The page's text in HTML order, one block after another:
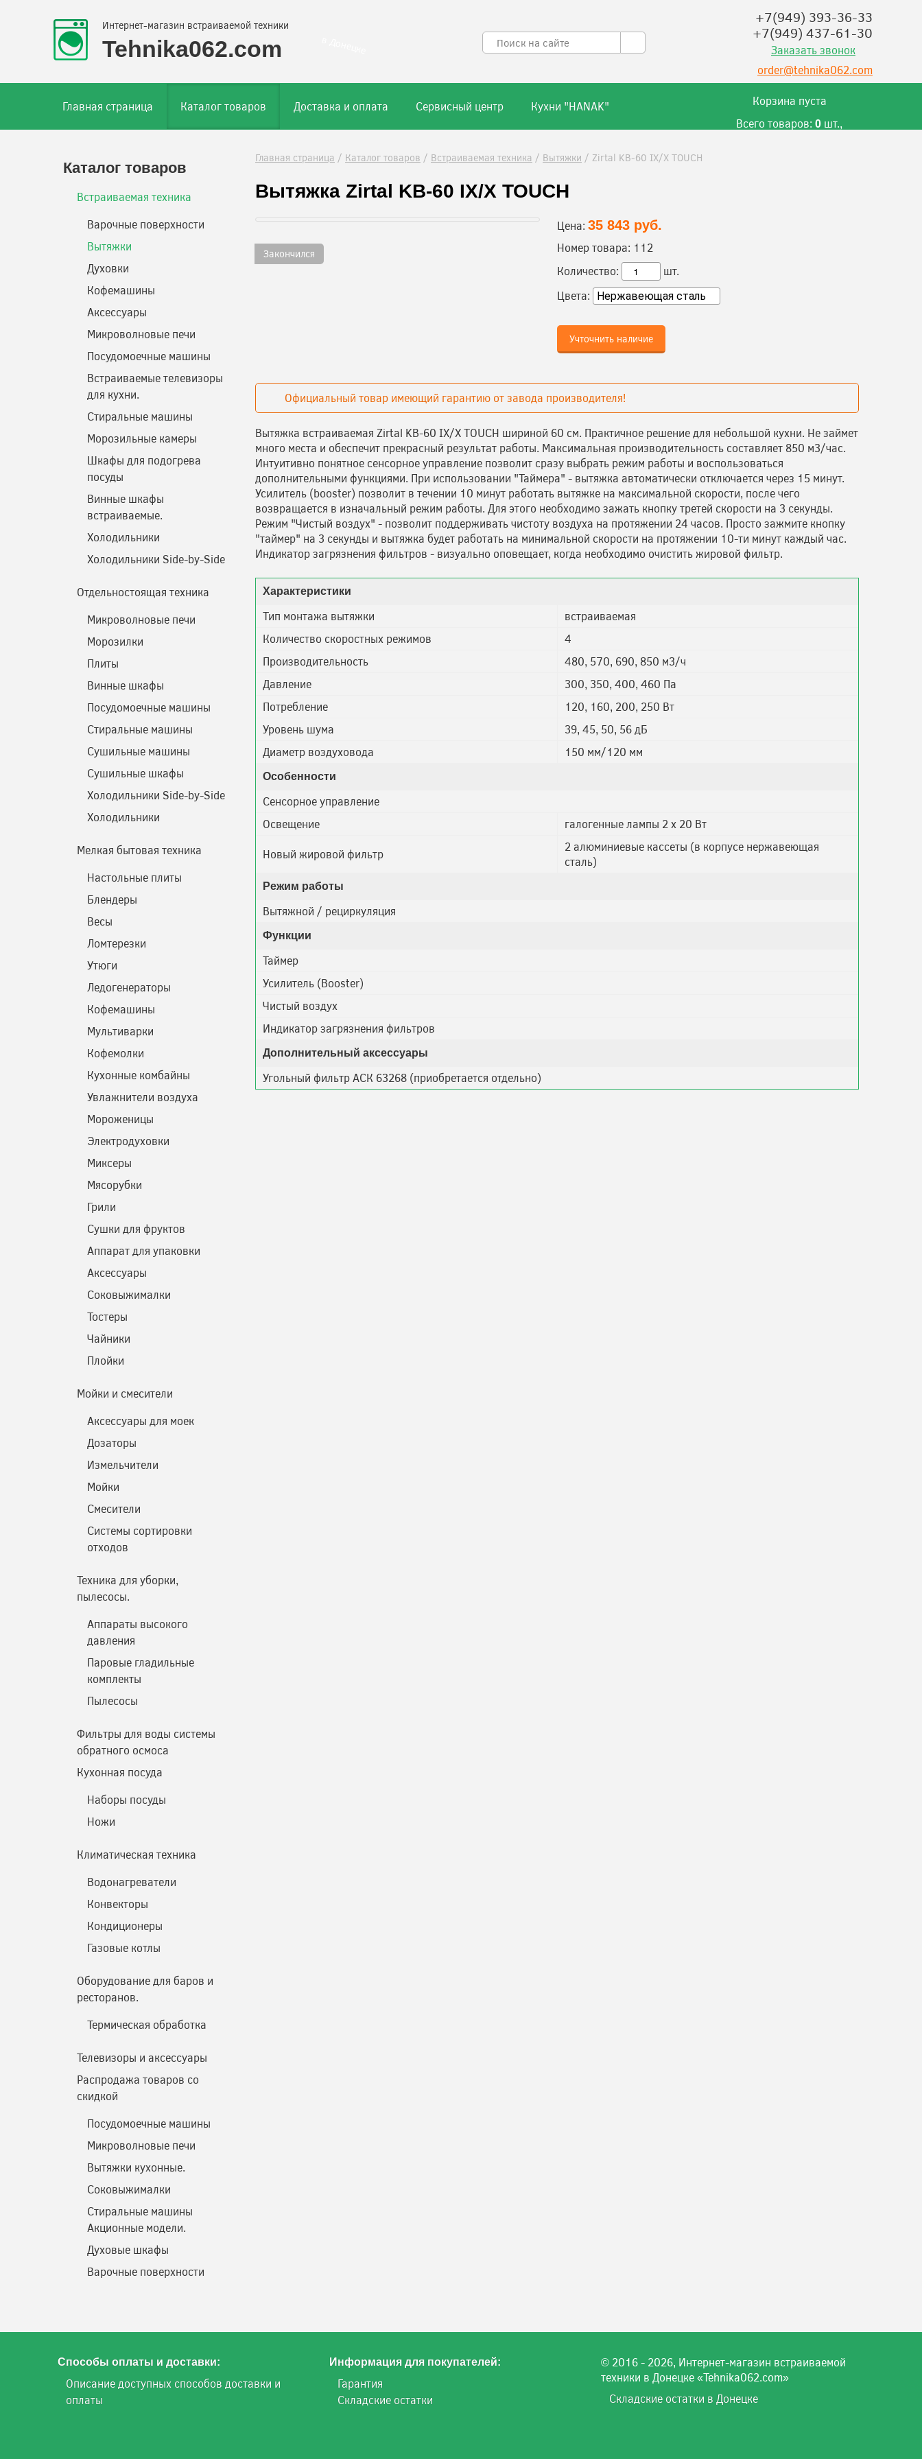
Интернет-магазин встраиваемой техники
Tehnika062.com
+7(949) 393-36-33
+7(949) 437-61-30
Заказать звонок
order@tehnika062.com
Главная страница Каталог товаров Доставка и оплата Сервисный центр Кухни "HANAK"
Корзина пуста
Всего товаров: 0 шт.,
Главная страница / Каталог товаров / Встраиваемая техника / Вытяжки / Zirtal KB-60 IX/X TOUCH
Вытяжка Zirtal KB-60 IX/X TOUCH
Закончился
Цена: 35 843 руб.
Номер товара: 112
Количество:
шт.
Цвета:
Учточнить наличие
Официальный товар имеющий гарантию от завода производителя!
Вытяжка встраиваемая Zirtal KB-60 IX/X TOUCH шириной 60 см. Практичное решение для небольшой кухни. Не займет
много места и обеспечит прекрасный результат работы. Максимальная производительность составляет 850 м3/час.
Интуитивно понятное сенсорное управление позволит сразу выбрать режим работы и воспользоваться
дополнительными функциями. При использовании "Таймера" - вытяжка автоматически отключается через 15 минут.
Усилитель (booster) позволит в течении 10 минут работать вытяжке на максимальной скорости, после чего
возвращается в изначальный режим работы. Для этого необходимо зажать кнопку третей скорости на 3 секунды.
Режим "Чистый воздух" - позволит поддерживать чистоту воздуха на протяжении 24 часов. Просто зажмите кнопку
"таймер" на 3 секунды и вытяжка будет работать на минимальной скорости на протяжении 10-ти минут каждый час.
Индикатор загрязнения фильтров - визуально оповещает, когда необходимо очистить жировой фильтр.
Характеристики
Тип монтажа вытяжки
встраиваемая
Количество скоростных режимов
4
Производительность
480, 570, 690, 850 м3/ч
Давление
300, 350, 400, 460 Па
Потребление
120, 160, 200, 250 Вт
Уровень шума
39, 45, 50, 56 дБ
Диаметр воздуховода
150 мм/120 мм
Особенности
Сенсорное управление
Освещение
галогенные лампы 2 х 20 Вт
Новый жировой фильтр
2 алюминиевые кассеты (в корпусе нержавеющая
сталь)
Режим работы
Вытяжной / рециркуляция
Функции
Таймер
Усилитель (Booster)
Чистый воздух
Индикатор загрязнения фильтров
Дополнительный аксессуары
Угольный фильтр АСК 63268 (приобретается отдельно)
Каталог товаров
Встраиваемая техника
Варочные поверхности
Вытяжки
Духовки
Кофемашины
Аксессуары
Микроволновые печи
Посудомоечные машины
Встраиваемые телевизоры
для кухни.
Стиральные машины
Морозильные камеры
Шкафы для подогрева
посуды
Винные шкафы
встраиваемые.
Холодильники
Холодильники Side-by-Side
Отдельностоящая техника
Микроволновые печи
Морозилки
Плиты
Винные шкафы
Посудомоечные машины
Стиральные машины
Сушильные машины
Сушильные шкафы
Холодильники Side-by-Side
Холодильники
Мелкая бытовая техника
Настольные плиты
Блендеры
Весы
Ломтерезки
Утюги
Ледогенераторы
Кофемашины
Мультиварки
Кофемолки
Кухонные комбайны
Увлажнители воздуха
Мороженицы
Электродуховки
Миксеры
Мясорубки
Грили
Сушки для фруктов
Аппарат для упаковки
Аксессуары
Соковыжималки
Тостеры
Чайники
Плойки
Мойки и смесители
Аксессуары для моек
Дозаторы
Измельчители
Мойки
Смесители
Системы сортировки
отходов
Техника для уборки,
пылесосы.
Аппараты высокого
давления
Паровые гладильные
комплекты
Пылесосы
Фильтры для воды системы
обратного осмоса
Кухонная посуда
Наборы посуды
Ножи
Климатическая техника
Водонагреватели
Конвекторы
Кондиционеры
Газовые котлы
Оборудование для баров и
ресторанов.
Термическая обработка
Телевизоры и аксессуары
Распродажа товаров со
скидкой
Посудомоечные машины
Микроволновые печи
Вытяжки кухонные.
Соковыжималки
Стиральные машины
Акционные модели.
Духовые шкафы
Варочные поверхности
Способы оплаты и доставки:
Описание доступных способов доставки и
оплаты
Информация для покупателей:
Гарантия
Складские остатки
© 2016 - 2026, Интернет-магазин встраиваемой
техники в Донецке «Tehnika062.com»
Складские остатки в Донецке